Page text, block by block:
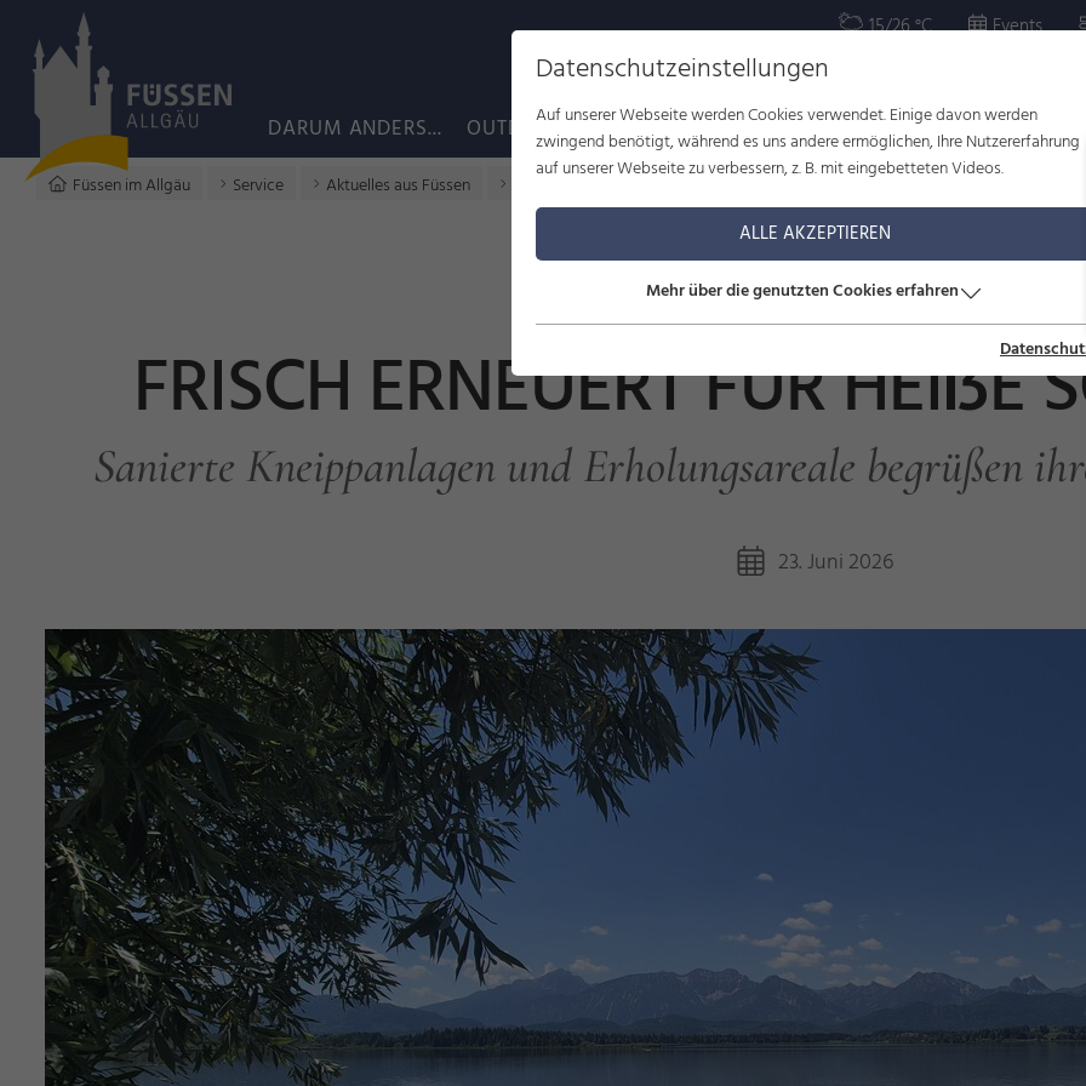
15/26 °C Events
DARUM ANDERS... OUTDOOR KULTUR WOHLBEFINDEN FAMILIE SERVICE
Füssen im Allgäu Service Aktuelles aus Füssen
FRISCH ERNEUERT FÜR HEIẞE
Sanierte Kneippanlagen und Erholungsareale begrüßen
23. Juni 2026
Datenschutzeinstellungen
Auf unserer Webseite werden Cookies verwendet. Einige davon werden
zwingend benötigt, während es uns andere ermöglichen, Ihre Nutzererfahrung
auf unserer Webseite zu verbessern, z. B. mit eingebetteten Videos.
ALLE AKZEPTIEREN
Mehr über die genutzten Cookies erfahren